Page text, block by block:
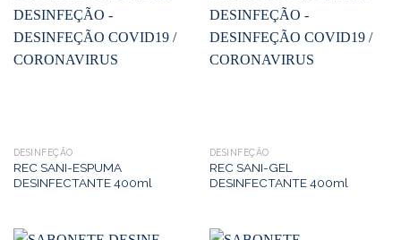
DESINFEÇÃO
REC SANI-ESPUMA
DESINFECTANTE 400ml
DESINFEÇÃO
REC SANI-GEL
DESINFECTANTE 400ml